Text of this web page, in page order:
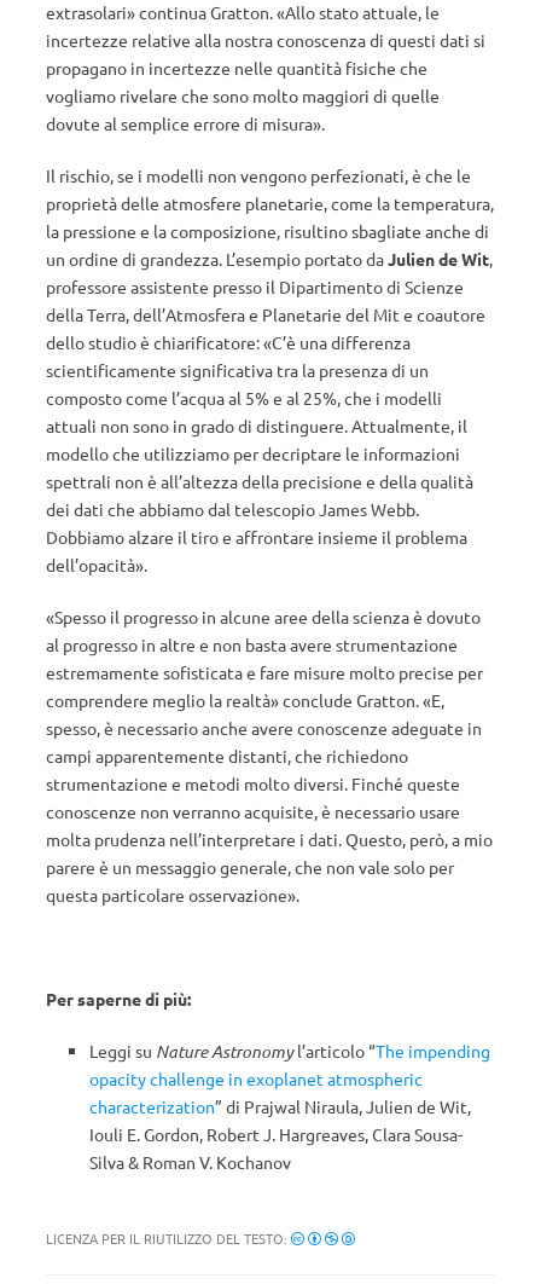
extrasolari» continua Gratton. «Allo stato attuale, le
incertezze relative alla nostra conoscenza di questi dati si
propagano in incertezze nelle quantità fisiche che
vogliamo rivelare che sono molto maggiori di quelle
dovute al semplice errore di misura».
Il rischio, se i modelli non vengono perfezionati, è che le
proprietà delle atmosfere planetarie, come la temperatura,
la pressione e la composizione, risultino sbagliate anche di
un ordine di grandezza. L’esempio portato daJulien de Wit,
professore assistente presso il Dipartimento di Scienze
della Terra, dell’Atmosfera e Planetarie del Mit e coautore
dello studio è chiarificatore: «C’è una differenza
scientificamente significativa tra la presenza di un
composto come l’acqua al 5% e al 25%, che i modelli
attuali non sono in grado di distinguere. Attualmente, il
modello che utilizziamo per decriptare le informazioni
spettrali non è all’altezza della precisione e della qualità
dei dati che abbiamo dal telescopio James Webb.
Dobbiamo alzare il tiro e affrontare insieme il problema
dell’opacità».
«Spesso il progresso in alcune aree della scienza è dovuto
al progresso in altre e non basta avere strumentazione
estremamente sofisticata e fare misure molto precise per
comprendere meglio la realtà» conclude Gratton. «E,
spesso, è necessario anche avere conoscenze adeguate in
campi apparentemente distanti, che richiedono
strumentazione e metodi molto diversi. Finché queste
conoscenze non verranno acquisite, è necessario usare
molta prudenza nell’interpretare i dati. Questo, però, a mio
parere è un messaggio generale, che non vale solo per
questa particolare osservazione».
Per saperne di più:
Leggi su Nature Astronomyl’articolo “The impending
opacity challenge in exoplanet atmospheric
characterization” di Prajwal Niraula, Julien de Wit,
Iouli E. Gordon, Robert J. Hargreaves, Clara Sousa-
Silva & Roman V. Kochanov
LICENZA PER IL RIUTILIZZO DEL TESTO: